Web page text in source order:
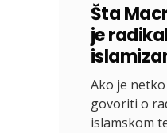
Šta
je
Ako je
govoriti o
islamskom